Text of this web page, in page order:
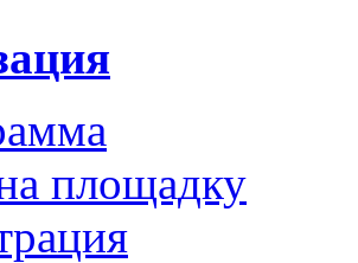
площадку